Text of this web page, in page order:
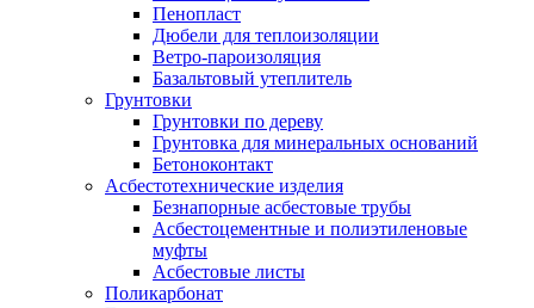
Пенопласт
Дюбели для теплоизоляции
Ветро-пароизоляция
Базальтовый утеплитель
Грунтовки
Грунтовки по дереву
Грунтовка для минеральных оснований
Бетоноконтакт
Асбестотехнические изделия
Безнапорные асбестовые трубы
Асбестоцементные и полиэтиленовые
муфты
Асбестовые листы
Поликарбонат